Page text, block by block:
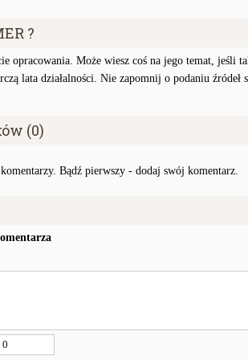
?
opracowania. Może wiesz coś na jego temat, jeśli
lata działalności. Nie zapomnij o podaniu
(0)
Bądź pierwszy - dodaj swój komentarz.